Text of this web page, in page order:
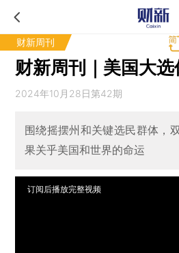
财新周刊
财新周刊｜美国大
2024年10月28日第42期
围绕摇摆州和关键选民群体，
果关乎美国和世界的命运
订阅后播放完整视频